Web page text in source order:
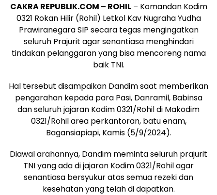
CAKRA REPUBLIK.COM – ROHIL– Komandan Kodim
0321 Rokan Hilir (Rohil) Letkol Kav Nugraha Yudha
Prawiranegara SIP secara tegas mengingatkan
seluruh Prajurit agar senantiasa menghindari
tindakan pelanggaran yang bisa mencoreng nama
baik TNI.
Hal tersebut disampaikan Dandim saat memberikan
pengarahan kepada para Pasi, Danramil, Babinsa
dan seluruh jajaran Kodim 0321/Rohil di Makodim
0321/Rohil area perkantoran, batu enam,
Bagansiapiapi, Kamis (5/9/2024).
Diawal arahannya, Dandim meminta seluruh prajurit
TNI yang ada di jajaran Kodim 0321/Rohil agar
senantiasa bersyukur atas semua rezeki dan
kesehatan yang telah di dapatkan.